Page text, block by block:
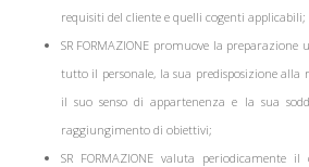
requisiti del cliente e quelli cogenti applicabili;
SR FORMAZIONE promuove la preparazione
tutto il personale, la sua predisposizione alla
il suo senso di appartenenza e la sua
raggiungimento di obiettivi;
SR FORMAZIONE valuta periodicamente